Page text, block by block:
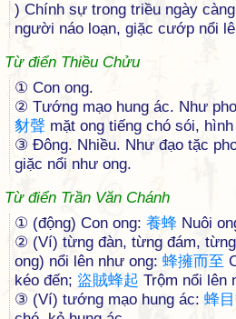
) Chính sự trong triều ngày
người náo loạn, giặc cướp nổi
Từ điển Thiều Chửu
① Con ong.
② Tướng mạo hung ác. Như
豺聲 mặt ong tiếng chó sói,
③ Đông. Nhiều. Như đạo tặc
giặc nổi như ong.
Từ điển Trần Văn Chánh
① (động) Con ong: 養蜂 Nuôi
② (Ví) từng đàn, từng đám,
ong) nổi lên như ong: 蜂擁而至
kéo đến; 盜賊蜂起 Trộm nổi lên
③ (Ví) tướng mạo hung ác: 蜂目